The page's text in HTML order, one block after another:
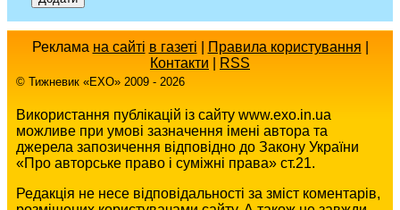
Реклама на сайті в газеті Правила користування
Контакти
RSS
© Тижневик «EХO» 2009 - 2026
Використання публікацій із сайту www.exo.in.ua
можливе при умові зазначення імені автора та
джерела запозичення відповідно до Закону України
«Про авторське право і суміжні права» ст.21.
Редакція не несе відповідальності за зміст коментарів,